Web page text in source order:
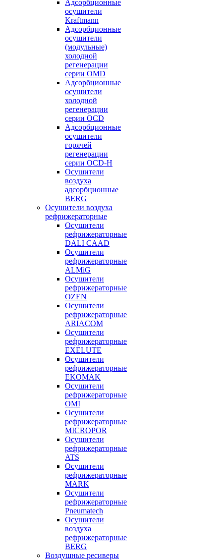
Адсорбционные
осушители
Kraftmann
Адсорбционные
осушители
(модульные)
холодной
регенерации
серии OMD
Адсорбционные
осушители
холодной
регенерации
серии OCD
Адсорбционные
осушители
горячей
регенерации
серии OСD-H
Осушители
воздуха
адсорбционные
BERG
Осушители воздуха
рефрижераторные
Осушители
рефрижераторные
DALI CAAD
Осушители
рефрижераторные
ALMiG
Осушители
рефрижераторные
OZEN
Осушители
рефрижераторные
ARIACOM
Осушители
рефрижераторные
EXELUTE
Осушители
рефрижераторные
EKOMAK
Осушители
рефрижераторные
OMI
Осушители
рефрижераторные
MICROPOR
Осушители
рефрижераторные
ATS
Осушители
рефрижераторные
MARK
Осушители
рефрижераторные
Pneumatech
Осушители
воздуха
рефрижераторные
BERG
Воздушные ресиверы